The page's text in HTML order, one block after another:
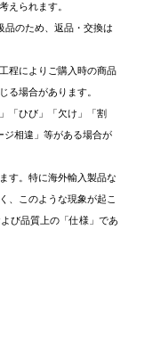
えられます。
品のため、返品・交換は
程によりご購入時の商品
る場合があります。
「ひび」「欠け」「割
ジ相違」等がある場合が
す。特に海外輸入製品な
、このような現象が起こ
び品質上の「仕様」であ